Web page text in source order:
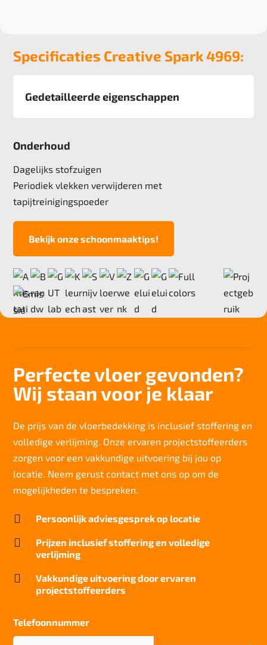
Specificaties Creative Spark 4969:
Gedetailleerde eigenschappen
Pool
recycled materiaal
Poolgewicht
540 gr/m2
Poolhoogte
3,1 mm
Totale hoogte
6,2 mm
Anti statisch
ja, , 2kv
196.000 noppen/m2
Totaal gwicht
4.100 gr/m2
Lichtechtheid NF EN ISO 105-B02
>7
Slijtvastheid NF EN 1307
klasse 33 LC 1+ Rolstoel A
Thermische weerstand
0,064 m2.K/W
Geluidsisolatie
Brandwerend
Kwaliteitslabel GUT
3AA1D4DF
Particulier gebruik
zwaar
Onderhoud
Dagelijks stofzuigen
Periodiek vlekken verwijderen met
tapijtreinigingspoeder
Bekijk onze schoonmaaktips!
Perfecte vloer gevonden?
Wij staan voor je klaar
De prijs van de vloerbedekking is inclusief stoffering en
volledige verlijming. Onze ervaren projectstoffeerders
zorgen voor een vakkundige uitvoering bij jou op
locatie. Neem gerust contact met ons op om de
mogelijkheden te bespreken.
 Persoonlijk adviesgesprek op locatie

Prijzen inclusief stoffering en volledige
verlijming

Vakkundige uitvoering door ervaren
projectstoffeerders
Telefoonnummer